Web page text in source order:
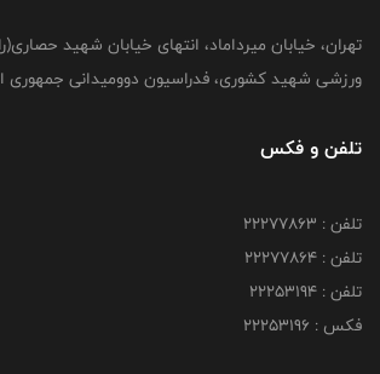
تهران، خیابان میرداماد، انتهای خیابان شهید
ورزشی شهید کشوری، فدراسیون دوومیدانی جمهوری
تلفن و فکس
تلفن : 22277863
تلفن : 22277864
تلفن : 22253194
فکس : 22253196